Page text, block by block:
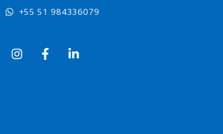
+55 51 984336079